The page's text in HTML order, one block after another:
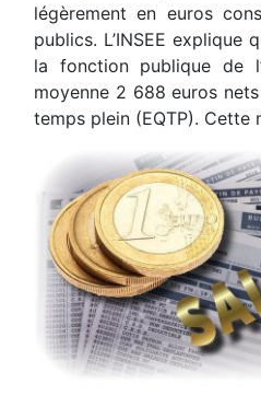
légèrement en euros
publics. L’INSEE explique
la fonction publique de
moyenne 2 688 euros
temps plein (EQTP). Cette